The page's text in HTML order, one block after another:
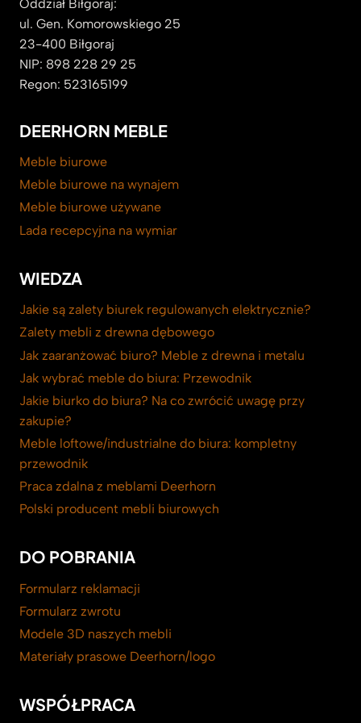
Oddział Biłgoraj:
ul. Gen. Komorowskiego 25
23-400 Biłgoraj
NIP: 898 228 29 25
Regon: 523165199
DEERHORN MEBLE
Meble biurowe
Meble biurowe na wynajem
Meble biurowe używane
Lada recepcyjna na wymiar
WIEDZA
Jakie są zalety biurek regulowanych elektrycznie?
Zalety mebli z drewna dębowego
Jak zaaranżować biuro? Meble z drewna i metalu
Jak wybrać meble do biura: Przewodnik
Jakie biurko do biura? Na co zwrócić uwagę przy
zakupie?
Meble loftowe/industrialne do biura: kompletny
przewodnik
Praca zdalna z meblami Deerhorn
Polski producent mebli biurowych
DO POBRANIA
Formularz reklamacji
Formularz zwrotu
Modele 3D naszych mebli
Materiały prasowe Deerhorn/logo
WSPÓŁPRACA